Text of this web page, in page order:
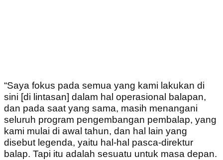
“Saya fokus pada semua yang kami lakukan di
sini [di lintasan] dalam hal operasional balapan,
dan pada saat yang sama, masih menangani
seluruh program pengembangan pembalap, yang
kami mulai di awal tahun, dan hal lain yang
disebut legenda, yaitu hal-hal pasca-direktur
balap. Tapi itu adalah sesuatu untuk masa depan.